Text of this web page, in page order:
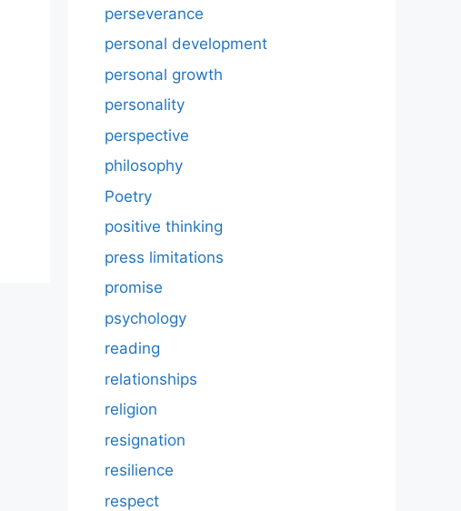
perseverance
personal development
personal growth
personality
perspective
philosophy
Poetry
positive thinking
press limitations
promise
psychology
reading
relationships
religion
resignation
resilience
respect